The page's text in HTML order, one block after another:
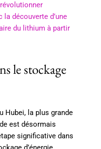
la découverte d’une
du lithium à partir
le stockage
Hubei, la plus grande
est désormais
significative dans